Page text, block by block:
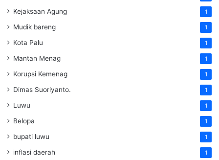
Kejaksaan Agung 1
Mudik bareng 1
Kota Palu 1
Mantan Menag 1
Korupsi Kemenag 1
Dimas Suoriyanto. 1
Luwu 1
Belopa 1
bupati luwu 1
inflasi daerah 1